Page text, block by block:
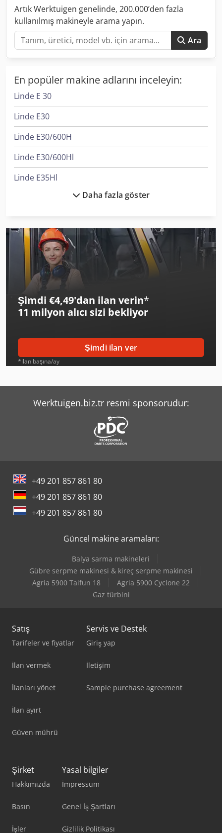
Artık Werktuigen genelinde, 200.000’den fazla
kullanılmış makineyle arama yapın.
Ara
En popüler makine adlarını inceleyin:
Linde E 30
Linde E30
Linde E30/600H
Linde E30/600Hl
Linde E35Hl
Linde H45T
Linde L 14
Linde Mm10
Linde Mt12
Linde Mt15
Linde P30
Linde P30C
Manitou M 30-4
Merlo P 40.17
Merlo R 40.16 S
Merlo Tf 33.7-115
Merlo Tf 42.7 Cs-145
Still Rx 70-30
Daha fazla göster
Şimdi €4,49'dan ilan verin*
11 milyon alıcı sizi bekliyor
Şimdi ilan ver
*ilan başına/ay
Werktuigen.biz.tr resmi sponsorudur:
+49 201 857 861 80
+49 201 857 861 80
+49 201 857 861 80
Güncel makine aramaları:
Balya sarma makineleri
Gübre serpme makinesi & kireç serpme makinesi
Agria 5900 Taifun 18
Agria 5900 Cyclone 22
Gaz türbini
Satış
Tarifeler ve fiyatlar
İlan vermek
İlanları yönet
İlan ayırt
Güven mührü
Servis ve Destek
Giriş yap
İletişim
Sample purchase agreement
Şirket
Hakkımızda
Basın
İşler
Yasal bilgiler
İmpressum
Genel İş Şartları
Gizlilik Politikası